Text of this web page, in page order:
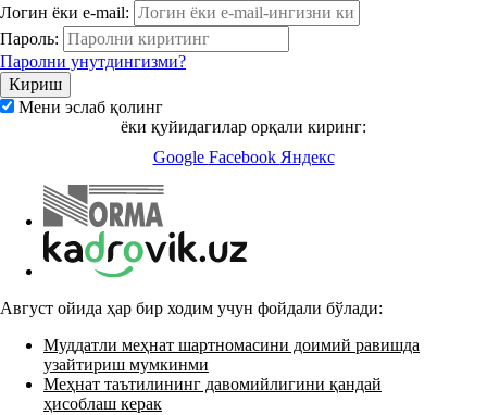
Логин ёки e-mail:
Пароль:
Паролни унутдингизми?
Мени эслаб қолинг
ёки қуйидагилар орқали киринг:
Google Facebook Яндекс
Август ойида ҳар бир ходим учун фойдали бўлади:
Муддатли меҳнат шартномасини доимий равишда
узайтириш мумкинми
Меҳнат таътилининг давомийлигини қандай
ҳисоблаш керак